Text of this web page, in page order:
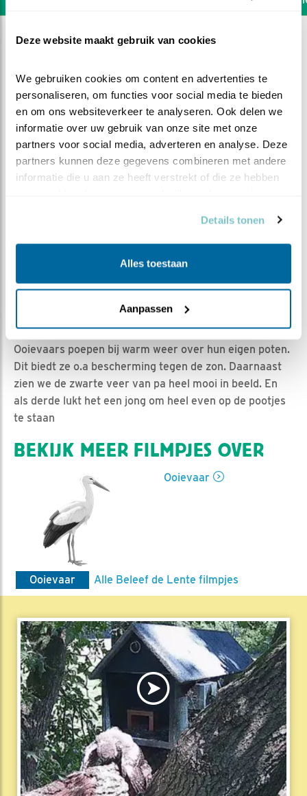
Deze website maakt gebruik van cookies
We gebruiken cookies om content en advertenties te
personaliseren, om functies voor social media te bieden
en om ons websiteverkeer te analyseren. Ook delen we
informatie over uw gebruik van onze site met onze
partners voor social media, adverteren en analyse. Deze
partners kunnen deze gegevens combineren met andere
informatie die u aan ze heeft verstrekt of die ze hebben
Details tonen
Alles toestaan
Aanpassen
witte poten bij warmte
Nella | Geplaatst op 17 mei 2017, 17:46 |
Bewaar dit filmpje|
1857x
Ooievaars poepen bij warm weer over hun eigen poten.
Dit biedt ze o.a bescherming tegen de zon. Daarnaast
zien we de zwarte veer van pa heel mooi in beeld. En
als derde lukt het een jong om heel even op de pootjes
te staan
BEKIJK MEER FILMPJES OVER
Ooievaar
Ooievaar Alle Beleef de Lente filmpjes